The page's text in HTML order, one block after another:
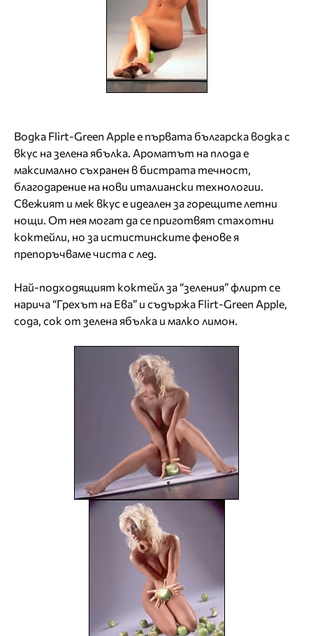
Водка Flirt-Green Apple е първата българска водка с
вкус на зелена ябълка. Ароматът на плода е
максимално съхранен в бистрата течност,
благодарение на нови италиански технологии.
Свежият и мек вкус е идеален за горещите летни
нощи. От нея могат да се приготвят стахотни
коктейли, но за истистинските фенове я
препоръчваме чиста с лед.
Най-подходящият коктейл за “зеления” флирт се
нарича “Грехът на Ева” и съдържа Flirt-Green Apple,
сода, сок от зелена ябълка и малко лимон.